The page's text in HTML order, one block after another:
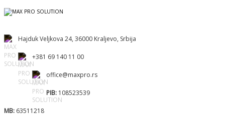
Hajduk Veljkova 24, 36000 Kraljevo, Srbija
+381 69 140 11 00
office@maxpro.rs
PIB: 108523539
MB: 63511218